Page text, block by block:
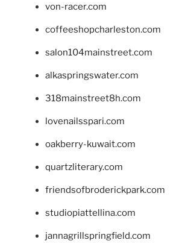
von-racer.com
coffeeshopcharleston.com
salon104mainstreet.com
alkaspringswater.com
318mainstreet8h.com
lovenailsspari.com
oakberry-kuwait.com
quartzliterary.com
friendsofbroderickpark.com
studiopiattellina.com
jannagrillspringfield.com